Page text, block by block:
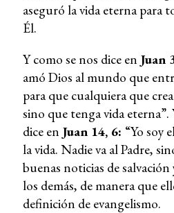
aseguró la vida eterna para
Él.
Y como se nos dice en Juan
amó Dios al mundo que
para que cualquiera que
sino que tenga vida eterna”.
dice en Juan 14, 6: “Yo soy
la vida. Nadie va al Padre,
buenas noticias de
los demás, de manera que
definición de evangelismo.